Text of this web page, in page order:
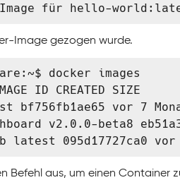
für hello-
Image gezogen wurde.
docker images
ID CREATED SIZE
bf756fb1ae65 vor 7
v2.0.0-beta8
latest 095d17727ca0 vor
Befehl aus, um einen Container